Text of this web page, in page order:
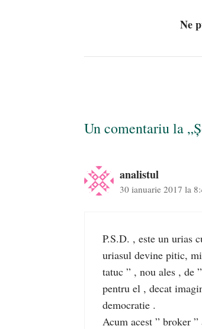
Ne
Un comentariu la
analistul
30 ianuarie 2017 la
P.S.D. , este un urias
uriasul devine pitic,
tatuc ” , nou ales , de
pentru el , decat
democratie .
Acum acest ” broker